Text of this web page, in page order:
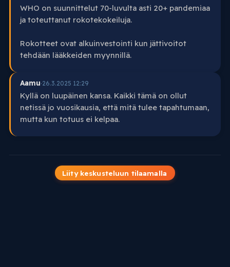
WHO on suunnittelut 70-luvulta asti 20+ pandemiaa
ja toteuttanut rokotekokeiluja.
Rokotteet ovat alkuinvestointi kun jättivoitot
tehdään lääkkeiden myynnillä.
Aamu·26.3.2025 12:29
Kyllä on luupäinen kansa. Kaikki tämä on ollut
netissä jo vuosikausia, että mitä tulee tapahtumaan,
mutta kun totuus ei kelpaa.
Liity keskusteluun tilaamalla